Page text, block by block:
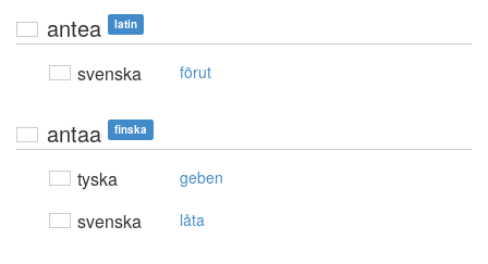
antea latin
svenska förut
antaa finska
tyska geben
svenska låta